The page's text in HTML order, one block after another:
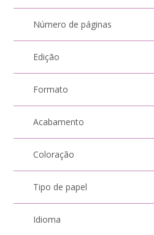
Número de páginas
Edição
Formato
Acabamento
Coloração
Tipo de papel
Idioma